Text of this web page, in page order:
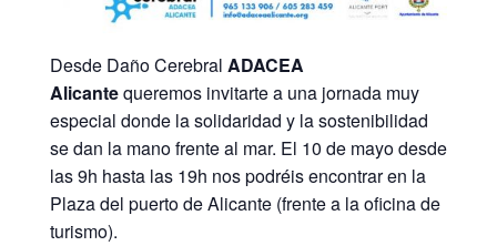
Desde Daño Cerebral ADACEA
Alicantequeremos invitarte a una jornada muy
especial donde la solidaridad y la sostenibilidad
se dan la mano frente al mar. El 10 de mayo desde
las 9h hasta las 19h nos podréis encontrar en la
Plaza del puerto de Alicante (frente a la oficina de
turismo).